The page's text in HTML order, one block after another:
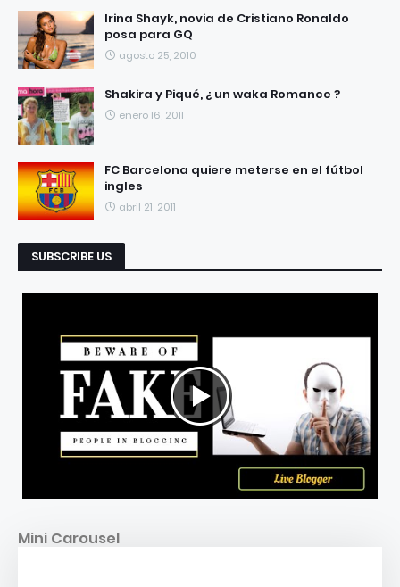
RECIENTES
Irina Shayk, novia de Cristiano Ronaldo
posa para GQ
agosto 25, 2010
Shakira y Piqué, ¿ un waka Romance ?
enero 16, 2011
FC Barcelona quiere meterse en el fútbol
ingles
abril 21, 2011
SUBSCRIBE US
Mini Carousel